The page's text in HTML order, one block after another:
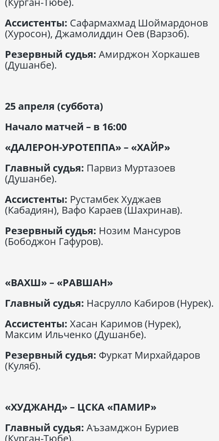
Ассистенты: Сафармахмад Шоймардонов
(Хуросон), Джамолиддин Оев (Варзоб).
Резервный судья: Амирджон Хоркашев
(Душанбе).
25 апреля (суббота)
Начало матчей – в 16:00
«ДАЛЕРОН-УРОТЕППА» – «ХАЙР»
Главный судья: Парвиз Муртазоев
(Душанбе).
Ассистенты: Рустамбек Худжаев
(Кабадиян), Вафо Караев (Шахринав).
Резервный судья: Нозим Мансуров
(Бободжон Гафуров).
«ВАХШ» – «РАВШАН»
Главный судья: Насрулло Кабиров (Нурек).
Ассистенты: Хасан Каримов (Нурек),
Максим Ильченко (Душанбе).
Резервный судья: Фуркат Мирхайдаров
(Куляб).
«ХУДЖАНД» – ЦСКА «ПАМИР»
Главный судья: Аъзамджон Буриев